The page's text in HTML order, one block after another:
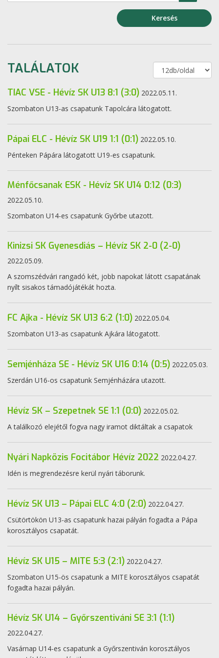
Keresés
TALÁLATOK
TIAC VSE - Hévíz SK U13 8:1 (3:0) 2022.05.11.
Szombaton U13-as csapatunk Tapolcára látogatott.
Pápai ELC - Hévíz SK U19 1:1 (0:1) 2022.05.10.
Pénteken Pápára látogatott U19-es csapatunk.
Ménfőcsanak ESK - Hévíz SK U14 0:12 (0:3)
2022.05.10.
Szombaton U14-es csapatunk Győrbe utazott.
Kinizsi SK Gyenesdiás – Hévíz SK 2-0 (2-0)
2022.05.09.
A szomszédvári rangadó két, jobb napokat látott csapatának
nyílt sisakos támadójátékát hozta.
FC Ajka - Hévíz SK U13 6:2 (1:0) 2022.05.04.
Szombaton U13-as csapatunk Ajkára látogatott.
Semjénháza SE - Hévíz SK U16 0:14 (0:5) 2022.05.03.
Szerdán U16-os csapatunk Semjénházára utazott.
Hévíz SK – Szepetnek SE 1:1 (0:0) 2022.05.02.
A találkozó elejétől fogva nagy iramot diktáltak a csapatok
Nyári Napközis Focitábor Hévíz 2022 2022.04.27.
Idén is megrendezésre kerül nyári táborunk.
Hévíz SK U13 – Pápai ELC 4:0 (2:0) 2022.04.27.
Csütörtökön U13-as csapatunk hazai pályán fogadta a Pápa
korosztályos csapatát.
Hévíz SK U15 – MITE 5:3 (2:1) 2022.04.27.
Szombaton U15-ös csapatunk a MITE korosztályos csapatát
fogadta hazai pályán.
Hévíz SK U14 – Győrszentiváni SE 3:1 (1:1)
2022.04.27.
Vasárnap U14-es csapatunk a Győrszentiván korosztályos